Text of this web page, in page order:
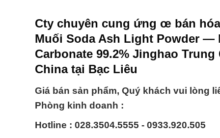
Cty chuyên cung ứng œ bán
Muối Soda Ash Light Powder —
Carbonate 99.2% Jinghao Trung
China tại Bạc Liêu
Giá bán sản phẩm, Quý khách vui lòng
Phòng kinh doanh :
Hotline : 028.3504.5555 - 0933.920.505